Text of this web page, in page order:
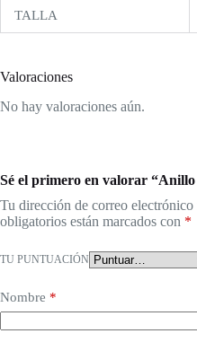
TALLA
Valoraciones
No hay valoraciones aún.
Sé el primero en valorar “Anillo
Tu dirección de correo electrónico
obligatorios están marcados con *
TU PUNTUACIÓN
Nombre *